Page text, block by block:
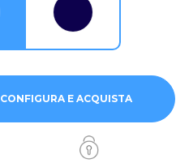
CONFIGURA E ACQUISTA